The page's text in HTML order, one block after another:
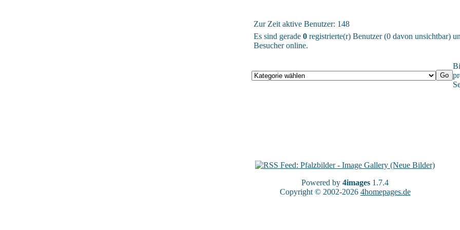
Zur Zeit aktive Benutzer: 148
Es sind gerade 0 registrierte(r) Benutzer (0 davon unsichtbar)
Besucher online.
Powered by 4images 1.7.4
Copyright © 2002-2026 4homepages.de